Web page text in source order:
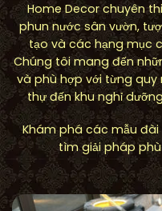
Home Decor chuyên
phun nước sân vườn,
tạo và các hạng mục
Chúng tôi mang đến
và phù hợp với từng
thự đến khu nghỉ
Khám phá các mẫu
tìm giải pháp